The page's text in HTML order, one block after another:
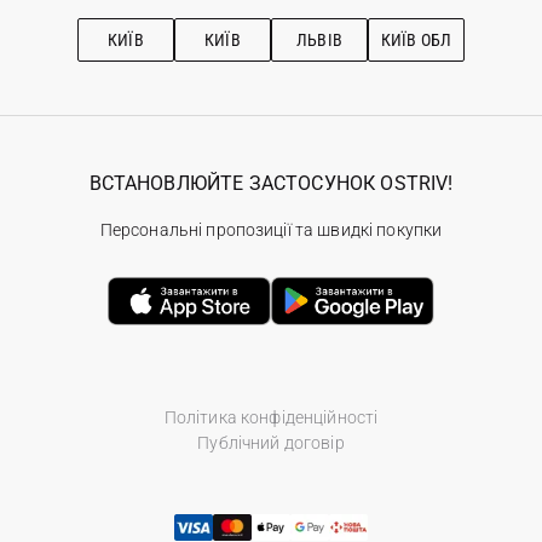
Рекомендації з догляду
КИЇВ КИЇВ ЛЬВІВ КИЇВ ОБЛ
Політика конфіденційності
Публічний договір
ВСТАНОВЛЮЙТЕ ЗАСТОСУНОК OSTRIV!
Персональні пропозиції та швидкі покупки